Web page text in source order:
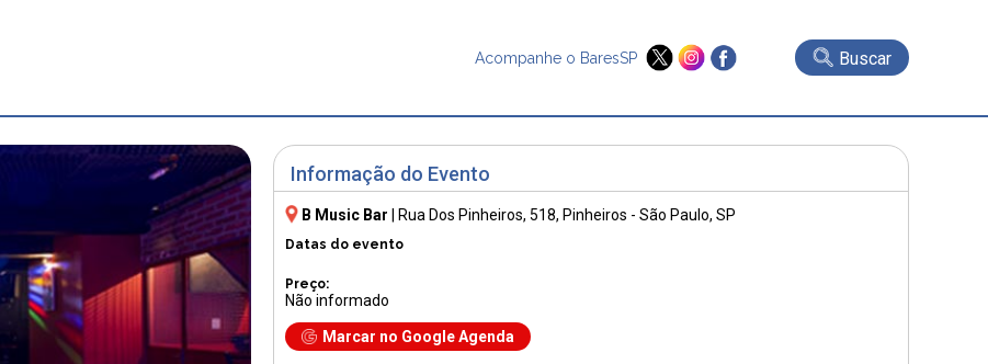
Acompanhe o BaresSP Buscar
Informação do Evento
B Music Bar Rua Dos Pinheiros, 518, Pinheiros - São Paulo, SP
Datas do evento
Preço:
Não informado
Marcar no Google Agenda